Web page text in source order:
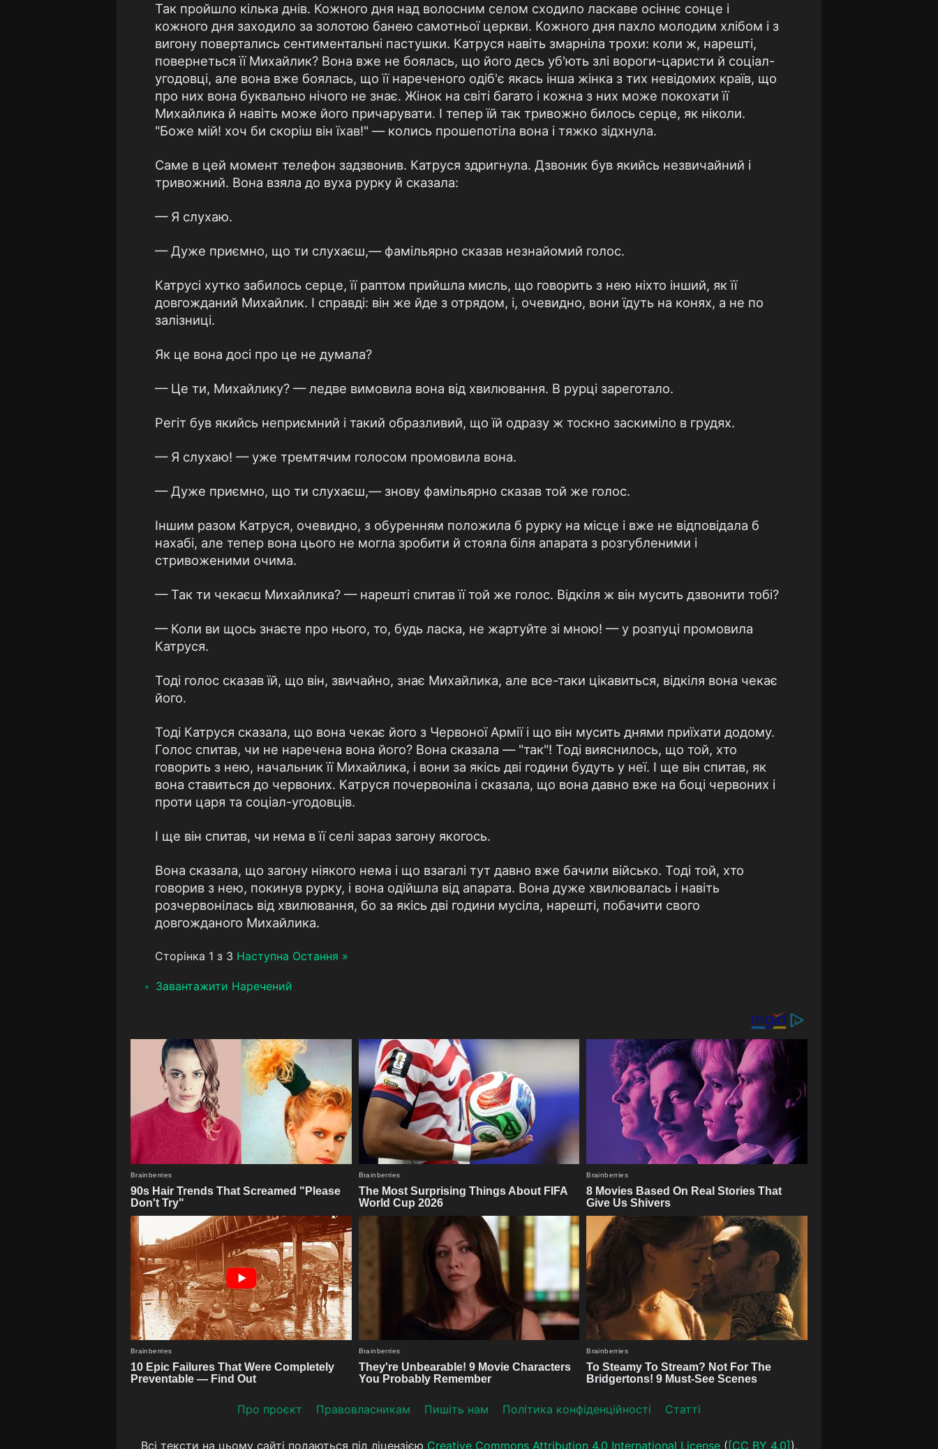
Так пройшло кілька днів. Кожного дня над волосним селом сходило ласкаве осіннє сонце і
кожного дня заходило за золотою банею самотньої церкви. Кожного дня пахло молодим хлібом і з
вигону повертались сентиментальні пастушки. Катруся навіть змарніла трохи: коли ж, нарешті,
повернеться її Михайлик? Вона вже не боялась, що його десь уб'ють злі вороги-царисти й соціал-
угодовці, але вона вже боялась, що її нареченого одіб'є якась інша жінка з тих невідомих країв, що
про них вона буквально нічого не знає. Жінок на світі багато і кожна з них може покохати її
Михайлика й навіть може його причарувати. І тепер їй так тривожно билось серце, як ніколи.
"Боже мій! хоч би скоріш він їхав!" — колись прошепотіла вона і тяжко зідхнула.
Саме в цей момент телефон задзвонив. Катруся здригнула. Дзвоник був якийсь незвичайний і
тривожний. Вона взяла до вуха рурку й сказала:
— Я слухаю.
— Дуже приємно, що ти слухаєш,— фамільярно сказав незнайомий голос.
Катрусі хутко забилось серце, її раптом прийшла мисль, що говорить з нею ніхто інший, як її
довгожданий Михайлик. І справді: він же йде з отрядом, і, очевидно, вони їдуть на конях, а не по
залізниці.
Як це вона досі про це не думала?
— Це ти, Михайлику? — ледве вимовила вона від хвилювання. В рурці зареготало.
Регіт був якийсь неприємний і такий образливий, що їй одразу ж тоскно заскиміло в грудях.
— Я слухаю! — уже тремтячим голосом промовила вона.
— Дуже приємно, що ти слухаєш,— знову фамільярно сказав той же голос.
Іншим разом Катруся, очевидно, з обуренням положила б рурку на місце і вже не відповідала б
нахабі, але тепер вона цього не могла зробити й стояла біля апарата з розгубленими і
стривоженими очима.
— Так ти чекаєш Михайлика? — нарешті спитав її той же голос. Відкіля ж він мусить дзвонити тобі?
— Коли ви щось знаєте про нього, то, будь ласка, не жартуйте зі мною! — у розпуці промовила
Катруся.
Тоді голос сказав їй, що він, звичайно, знає Михайлика, але все-таки цікавиться, відкіля вона чекає
його.
Тоді Катруся сказала, що вона чекає його з Червоної Армії і що він мусить днями приїхати додому.
Голос спитав, чи не наречена вона його? Вона сказала — "так"! Тоді вияснилось, що той, хто
говорить з нею, начальник її Михайлика, і вони за якісь дві години будуть у неї. І ще він спитав, як
вона ставиться до червоних. Катруся почервоніла і сказала, що вона давно вже на боці червоних і
проти царя та соціал-угодовців.
І ще він спитав, чи нема в її селі зараз загону якогось.
Вона сказала, що загону ніякого нема і що взагалі тут давно вже бачили військо. Тоді той, хто
говорив з нею, покинув рурку, і вона одійшла від апарата. Вона дуже хвилювалась і навіть
розчервонілась від хвилювання, бо за якісь дві години мусіла, нарешті, побачити свого
довгожданого Михайлика.
Сторінка 1 з 3 Наступна Остання »
Завантажити Наречений
Про проєкт Прaвoвлaсникaм Пишіть нам Політика конфіденційності Статті
Всі тексти на цьому сайті подаються під ліцензією Creative Commons Attribution 4.0 International License( [CC BY 4.0] ),